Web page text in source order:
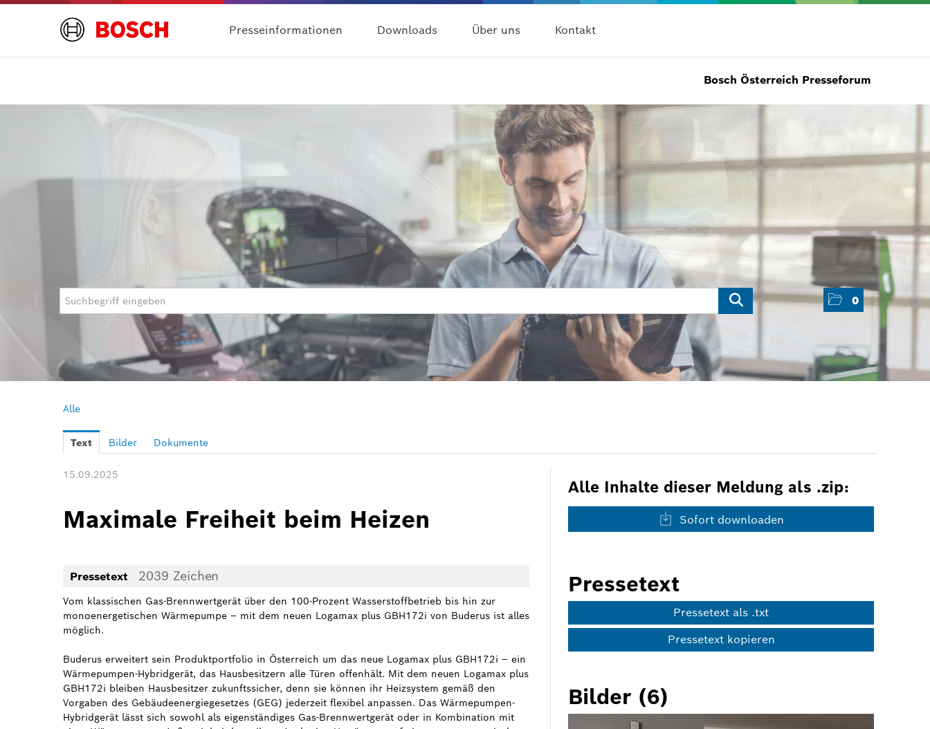
Presseinformationen Downloads Über uns Kontakt
0
Bosch Österreich Presseforum
Alle
Text Bilder Dokumente
15.09.2025
Maximale Freiheit beim Heizen
Pressetext 2039 Zeichen
Vom klassischen Gas-Brennwertgerät über den 100-Prozent Wasserstoffbetrieb bis hin zur
monoenergetischen Wärmepumpe – mit dem neuen Logamax plus GBH172i von Buderus ist alles
möglich.
Buderus erweitert sein Produktportfolio in Österreich um das neue Logamax plus GBH172i – ein
Wärmepumpen-Hybridgerät, das Hausbesitzern alle Türen offenhält. Mit dem neuen Logamax plus
GBH172i bleiben Hausbesitzer zukunftssicher, denn sie können ihr Heizsystem gemäß den
Vorgaben des Gebäudeenergiegesetzes (GEG) jederzeit flexibel anpassen. Das Wärmepumpen-
Hybridgerät lässt sich sowohl als eigenständiges Gas-Brennwertgerät oder in Kombination mit
Alle Inhalte dieser Meldung als .zip:
Sofort downloaden
Pressetext
Pressetext als .txt
Pressetext kopieren
Bilder (6)